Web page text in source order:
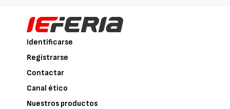
Identificarse
Registrarse
Contactar
Canal ético
Nuestros productos